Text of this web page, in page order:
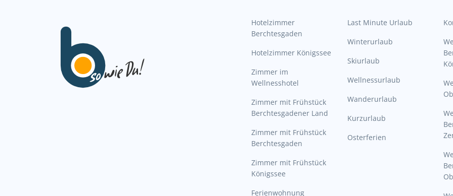
Hotelzimmer
Berchtesgaden
Hotelzimmer Königssee
Zimmer im
Wellnesshotel
Zimmer mit Frühstück
Berchtesgadener Land
Zimmer mit Frühstück
Berchtesgaden
Zimmer mit Frühstück
Königssee
Ferienwohnung
Last Minute Urlaub
Winterurlaub
Skiurlaub
Wellnessurlaub
Wanderurlaub
Kurzurlaub
Osterferien